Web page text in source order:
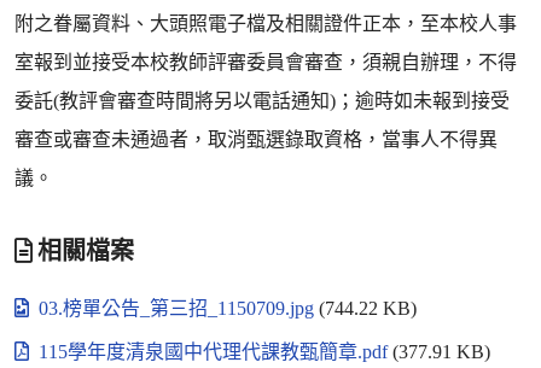
附之眷屬資料、大頭照電子檔及相關證件正本，至本校人事
室報到並接受本校教師評審委員會審查，須親自辦理，不得
委託(教評會審查時間將另以電話通知)；逾時如未報到接受
審查或審查未通過者，取消甄選錄取資格，當事人不得異
議。
相關檔案
03.榜單公告_第三招_1150709.jpg (744.22 KB)
115學年度清泉國中代理代課教甄簡章.pdf(377.91 KB)